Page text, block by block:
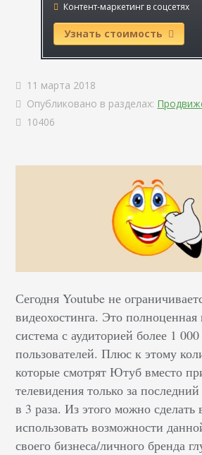
Контент-маркетинг в соцсетях
Узнать стоимость
11 марта 2018
Опубликовано в разделах:
10406
Сегодня Youtube не
видеохостинга. Это полноценная
система с аудиторией более 1
пользователей. Плюс к этому
которые смотрят Ютуб вместо
телевидения только за
в 3 раза. Из этого можно сделать
использовать возможности
своего бизнеса/личного бренда